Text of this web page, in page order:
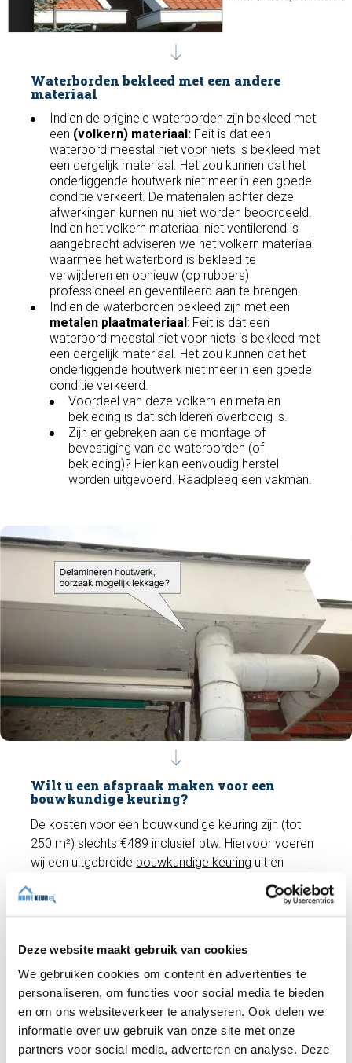
Deze website maakt gebruik van cookies
We gebruiken cookies om content en advertenties te
personaliseren, om functies voor social media te bieden
en om ons websiteverkeer te analyseren. Ook delen we
informatie over uw gebruik van onze site met onze
partners voor social media, adverteren en analyse. Deze
Waterborden bekleed met een andere
materiaal
Indien de originele waterborden zijn bekleed met
een (volkern) materiaal: Feit is dat een
waterbord meestal niet voor niets is bekleed met
een dergelijk materiaal. Het zou kunnen dat het
onderliggende houtwerk niet meer in een goede
conditie verkeert. De materialen achter deze
afwerkingen kunnen nu niet worden beoordeeld.
Indien het volkern materiaal niet ventilerend is
aangebracht adviseren we het volkern materiaal
waarmee het waterbord is bekleed te
verwijderen en opnieuw (op rubbers)
professioneel en geventileerd aan te brengen.
Indien de waterborden bekleed zijn met een
metalen plaatmateriaal: Feit is dat een
waterbord meestal niet voor niets is bekleed met
een dergelijk materiaal. Het zou kunnen dat het
onderliggende houtwerk niet meer in een goede
conditie verkeerd.
Voordeel van deze volkern en metalen
bekleding is dat schilderen overbodig is.
Zijn er gebreken aan de montage of
bevestiging van de waterborden (of
bekleding)? Hier kan eenvoudig herstel
worden uitgevoerd. Raadpleeg een vakman.
Wilt u een afspraak maken voor een
bouwkundige keuring?
De kosten voor een bouwkundige keuring zijn (tot
250 m²) slechts €489 inclusief btw. Hiervoor voeren
wij een uitgebreide bouwkundige keuring uit en
ontvangt u een bouwkundig rapport. Heeft u vragen?
Wij helpen u graag verder en kunnen indien gewenst
direct een afspraak met een deskundige inspecteur
Maak een afspraak